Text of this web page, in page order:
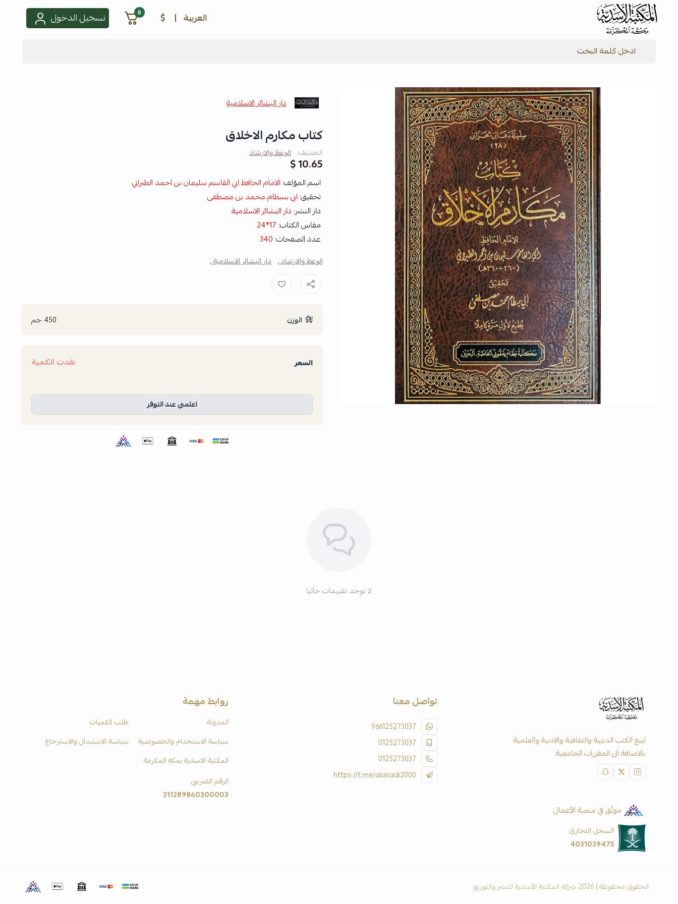
شركة المكتبة الأسدية للنشر والتوزيع العربية |
$
0 تسجيل الدخول
دار البشائر الاسلامية
كتاب مكارم الاخلاق
التصنيف: الوعظ والارشاد
10.65 $
اسم المؤلف: الامام الحافظ ابي القاسم سليمان بن احمد الطبراني
تحقيق: ابي بسطام محمد بن مصطفى
دار النشر: دار البشائر الاسلامية
مقاس الكتاب: 17*24
عدد الصفحات: 340
الوعظ والارشاد , دار البشائر الاسلامية ,
الوزن 450 جم
السعر نفدت الكمية
اعلمني عند التوفر
لا توجد تقييمات حاليا
لبيع الكتب الدينية والثقافية والادبية والعلمية
بالاضافة الى المقررات الجامعية
موثّق في منصة الأعمال
السجل التجاري
4031039475
تواصل معنا
966125273037
0125273037
0125273037
https://t.me/alasadi2000
روابط مهمة
المدونة
طلب الكميات
سياسة الاستخدام والخصوصية
سياسة الاستبدال والاسترجاع
المكتبة الاسدية بمكة المكرمة
الرقم الضريبي
311289860300003
الحقوق محفوظة | 2026 شركة المكتبة الأسدية للنشر والتوزيع